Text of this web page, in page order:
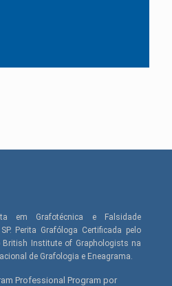
em Grafotécnica e Falsidade
Perita Grafóloga Certificada pelo
British Institute of Graphologists na
de Grafologia e Eneagrama.
Professional Program por